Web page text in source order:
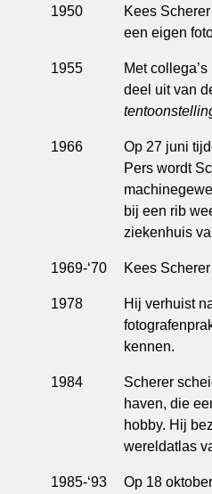
1950
Kees
een eigen
1955
Met
deel uit van
1966
Op 27 juni
Pers wordt
bij een rib
ziekenhuis
1969-‘70 Kees
1978
Hij verhuist
kennen.
1984
Scherer
haven, die
hobby. Hij
wereldatlas
1985-‘93
Op 18